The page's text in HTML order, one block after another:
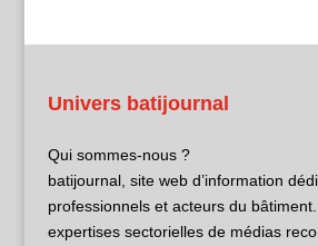
Univers batijournal
Qui sommes-nous ?
batijournal, site web d’information
professionnels et acteurs du
expertises sectorielles de médias